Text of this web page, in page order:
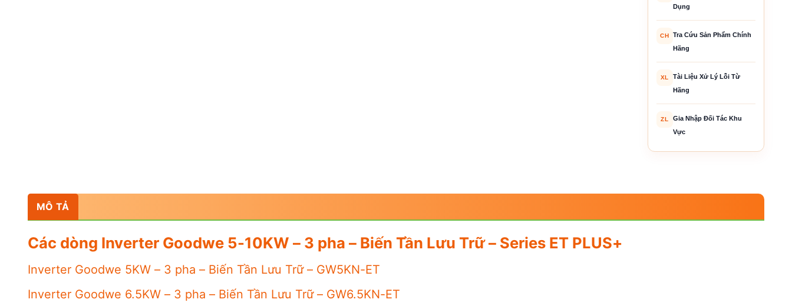
Dụng
CH
Tra Cứu Sản Phẩm Chính
Hãng
XL
Tài Liệu Xử Lý Lỗi Từ
Hãng
ZL
Gia Nhập Đối Tác Khu
Vực
MÔ TẢ
Các dòng Inverter Goodwe 5-10KW – 3 pha – Biến Tần Lưu Trữ – Series ET PLUS+
Inverter Goodwe 5KW – 3 pha – Biến Tần Lưu Trữ – GW5KN-ET
Inverter Goodwe 6.5KW – 3 pha – Biến Tần Lưu Trữ – GW6.5KN-ET